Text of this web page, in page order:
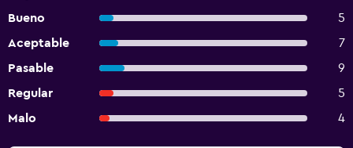
Bueno
5
Aceptable
7
Pasable
9
Regular
5
Malo
4